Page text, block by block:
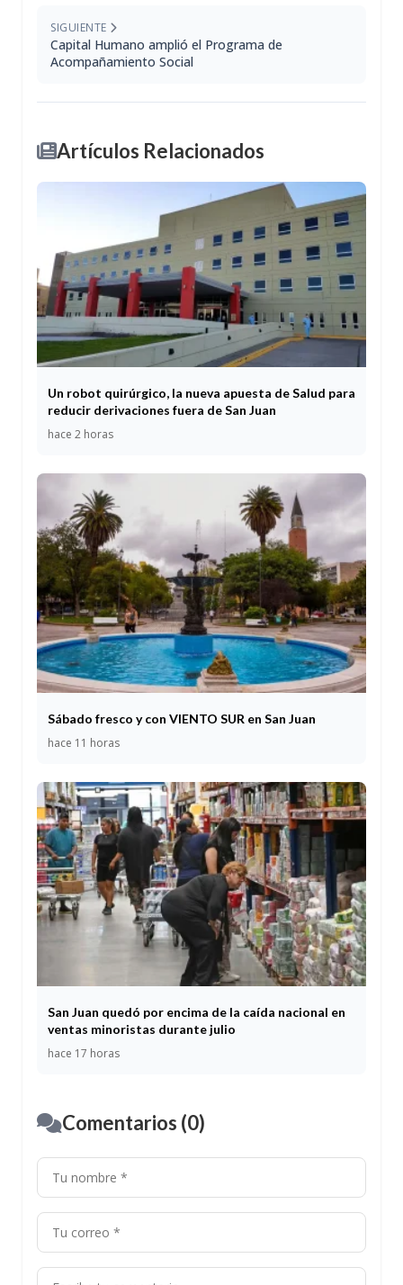
SIGUIENTE
Capital Humano amplió el Programa de
Acompañamiento Social
Artículos Relacionados
Un robot quirúrgico, la nueva apuesta de Salud para
reducir derivaciones fuera de San Juan
hace 2 horas
Sábado fresco y con VIENTO SUR en San Juan
hace 11 horas
San Juan quedó por encima de la caída nacional en
ventas minoristas durante julio
hace 17 horas
Comentarios (0)